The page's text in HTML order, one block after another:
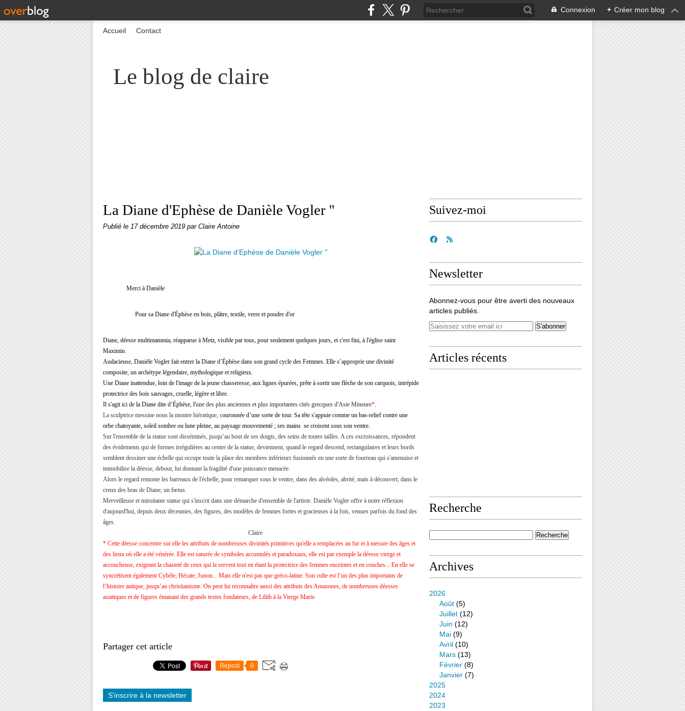
Connexion + Créer mon blog
Le blog de claire
Accueil Contact
La Diane d'Ephèse de Danièle Vogler ''
Publié le 17 décembre 2019 par Claire Antoine
Merci à Danièle
Pour sa Diane d'Éphèse en bois, plâtre, textile, verre et poudre d'or
Diane, déesse multimammia, réapparue à Metz, visible par tous, pour seulement quelques jours, et c'est fini, à l'église saint
Maximin.
Audacieuse, Danièle Vogler fait entrer la Diane d’Éphèse dans son grand cycle des Femmes. Elle s’approprie une divinité
composite, un archétype légendaire, mythologique et religieux.
Une Diane inattendue, loin de l'image de la jeune chasseresse, aux lignes épurées, prête à sortir une flèche de son carquois, intrépide
protectrice des bois sauvages, cruelle, légère et libre.
Il s'agit ici de la Diane dite d’Éphèse, l'une des plus anciennes et plus importantes cités grecques d'Asie Mineure*.
La sculptrice messine nous la montre hiératique, couronnée d’une sorte de tour. Sa tête s'appuie comme un bas-relief contre une
orbe chatoyante, soleil sombre ou lune pleine, au paysage mouvementé ; ses mains se croisent sous son ventre.
Sur l'ensemble de la statue sont disséminés, jusqu’au bout de ses doigts, des seins de toutes tailles. A ces excroissances, répondent
des évidements qui de formes irrégulières au centre de la statue, deviennent, quand le regard descend, rectangulaires et leurs bords
semblent dessiner une échelle qui occupe toute la place des membres inférieurs fusionnés en une sorte de fourreau qui s'amenuise et
immobilise la déesse, debout, lui donnant la fragilité d'une puissance menacée.
Alors le regard remonte les barreaux de l'échelle, pour remarquer sous le ventre, dans des alvéoles, abrité, mais à découvert, dans le
creux des bras de Diane, un fœtus.
Merveilleuse et miroitante statue qui s'inscrit dans une démarche d'ensemble de l'artiste. Danièle Vogler offre à notre réflexion
d'aujourd'hui, depuis deux décennies, des figures, des modèles de femmes fortes et gracieuses à la fois, venues parfois du fond des
âges.
Claire
* Cette déesse concentre sur elle les attributs de nombreuses divinités primitives qu'elle a remplacées au fur et à mesure des âges et
des lieux où elle a été vénérée. Elle est saturée de symboles accumulés et paradoxaux, elle est par exemple la déesse vierge et
accoucheuse, exigeant la chasteté de ceux qui la servent tout en étant la protectrice des femmes enceintes et en couches... En elle se
syncrétisent également Cybèle, Hécate, Junon... Mais elle n'est pas que gréco-latine. Son culte est l’un des plus importants de
l’histoire antique, jusqu’au christianisme. On peut lui reconnaître aussi des attributs des Amazones, de nombreuses déesses
asiatiques et de figures émanant des grands textes fondateurs, de Lilith à la Vierge Marie.
Partager cet article
Repost 0
S'inscrire à la newsletter
Suivez-moi
Newsletter
Abonnez-vous pour être averti des nouveaux
articles publiés.
Articles récents
Recherche
Archives
2026
Août (5)
Juillet (12)
Juin (12)
Mai (9)
Avril (10)
Mars (13)
Février (8)
Janvier (7)
2025
2024
2023